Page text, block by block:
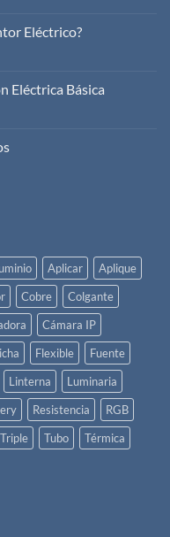
Eléctrico?
Eléctrica Básica
Aplicar
Aplique
Cobre
Colgante
Cámara IP
Flexible
Fuente
Linterna
Luminaria
Resistencia
RGB
Triple Tubo
Térmica